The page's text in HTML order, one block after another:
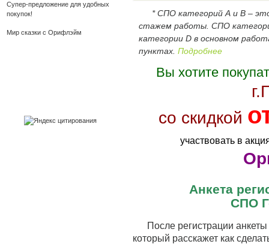
Супер-предложение для удобных
покупок!
Мир сказки с Орифлэйм
* СПО категорий А и В –
стажем работы. СПО
категории D в основном
пунктах. Подробнее
Вы хотите
со скидкой
участвовать в
Анкета
СПО
После регистрации
который расскажет как